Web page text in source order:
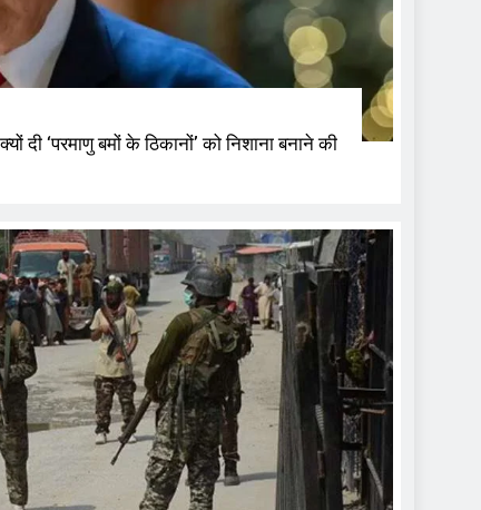
दी ‘परमाणु बमों के ठिकानों’ को निशाना बनाने की